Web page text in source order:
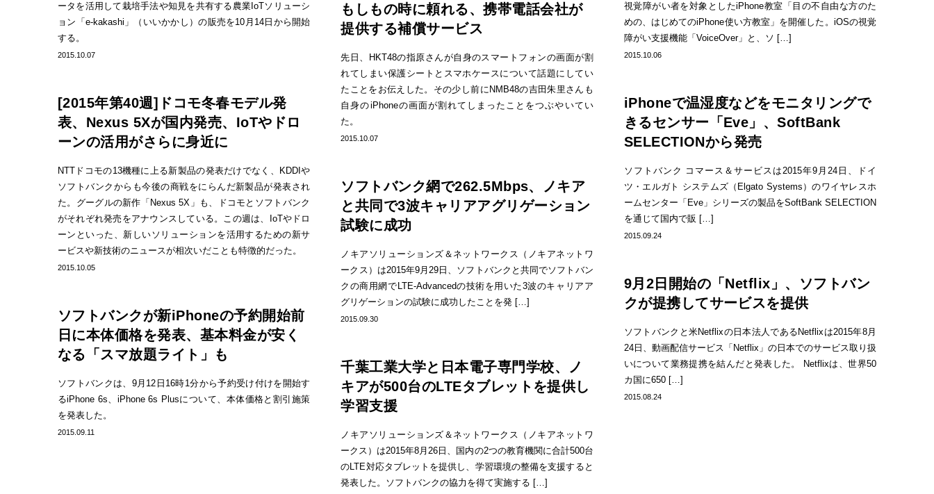
ータを活用して栽培手法や知見を共有する農業IoTソリューシ
ョン「e-kakashi」（いいかかし）の販売を10月14日から開始
する。
2015.10.07
もしもの時に頼れる、携帯電話会社が
提供する補償サービス
先日、HKT48の指原さんが自身のスマートフォンの画面が割
れてしまい保護シートとスマホケースについて話題にしてい
たことをお伝えした。その少し前にNMB48の吉田朱里さんも
自身のiPhoneの画面が割れてしまったことをつぶやいてい
た。
2015.10.07
視覚障がい者を対象としたiPhone教室「目の不自由な方のた
めの、はじめてのiPhone使い方教室」を開催した。iOSの視覚
障がい支援機能「VoiceOver」と、ソ […]
2015.10.06
[2015年第40週]ドコモ冬春モデル発
表、Nexus 5Xが国内発売、IoTやドロ
ーンの活用がさらに身近に
NTTドコモの13機種に上る新製品の発表だけでなく、KDDIや
ソフトバンクからも今後の商戦をにらんだ新製品が発表され
た。グーグルの新作「Nexus 5X」も、ドコモとソフトバンク
がそれぞれ発売をアナウンスしている。この週は、IoTやドロ
ーンといった、新しいソリューションを活用するための新サ
ービスや新技術のニュースが相次いだことも特徴的だった。
2015.10.05
ソフトバンク網で262.5Mbps、ノキア
と共同で3波キャリアアグリゲーション
試験に成功
ノキアソリューションズ＆ネットワークス（ノキアネットワ
ークス）は2015年9月29日、ソフトバンクと共同でソフトバン
クの商用網でLTE-Advancedの技術を用いた3波のキャリアア
グリゲーションの試験に成功したことを発 […]
2015.09.30
iPhoneで温湿度などをモニタリングで
きるセンサー「Eve」、SoftBank
SELECTIONから発売
ソフトバンク コマース＆サービスは2015年9月24日、ドイ
ツ・エルガト システムズ（Elgato Systems）のワイヤレスホ
ームセンター「Eve」シリーズの製品をSoftBank SELECTION
を通じて国内で販 […]
2015.09.24
ソフトバンクが新iPhoneの予約開始前
日に本体価格を発表、基本料金が安く
なる「スマ放題ライト」も
ソフトバンクは、9月12日16時1分から予約受け付けを開始す
るiPhone 6s、iPhone 6s Plusについて、本体価格と割引施策
を発表した。
2015.09.11
千葉工業大学と日本電子専門学校、ノ
キアが500台のLTEタブレットを提供し
学習支援
ノキアソリューションズ＆ネットワークス（ノキアネットワ
ークス）は2015年8月26日、国内の2つの教育機関に合計500台
のLTE対応タブレットを提供し、学習環境の整備を支援すると
発表した。ソフトバンクの協力を得て実施する […]
9月2日開始の「Netflix」、ソフトバン
クが提携してサービスを提供
ソフトバンクと米Netflixの日本法人であるNetflixは2015年8月
24日、動画配信サービス「Netflix」の日本でのサービス取り扱
いについて業務提携を結んだと発表した。 Netflixは、世界50
カ国に650 […]
2015.08.24